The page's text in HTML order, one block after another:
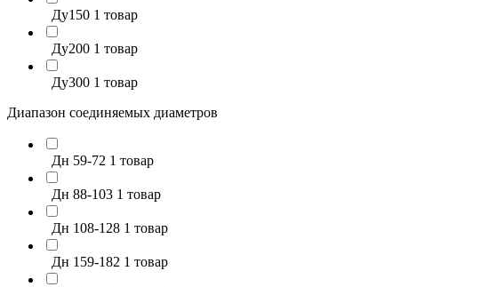
Ду150 1 товар
Ду200 1 товар
Ду300 1 товар
Диапазон соединяемых диаметров
Дн 59-72 1 товар
Дн 88-103 1 товар
Дн 108-128 1 товар
Дн 159-182 1 товар